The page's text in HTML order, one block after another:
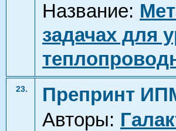
Название:
задачах для
23.
Препринт
Авторы: